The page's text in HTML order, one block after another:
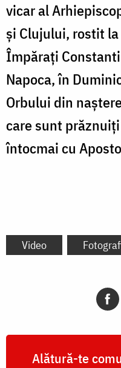
vicar al
și Clujului, rostit
Împărați
Napoca, în
Orbului din
care sunt
întocmai cu
Video
Alătură-te